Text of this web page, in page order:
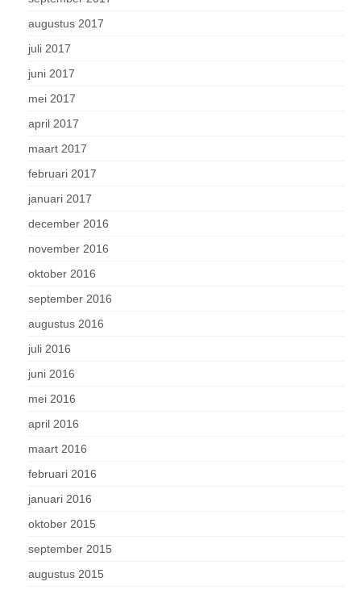
augustus 2017
juli 2017
juni 2017
mei 2017
april 2017
maart 2017
februari 2017
januari 2017
december 2016
november 2016
oktober 2016
september 2016
augustus 2016
juli 2016
juni 2016
mei 2016
april 2016
maart 2016
februari 2016
januari 2016
oktober 2015
september 2015
augustus 2015